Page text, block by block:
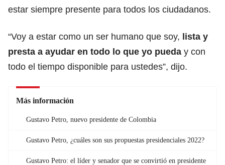
estar siempre presente para todos los ciudadanos.
“Voy a estar como un ser humano que soy, lista y
presta a ayudar en todo lo que yo pueda y con
todo el tiempo disponible para ustedes”, dijo.
Más información
Gustavo Petro, nuevo presidente de Colombia
Gustavo Petro, ¿cuáles son sus propuestas presidenciales 2022?
Gustavo Petro: el líder y senador que se convirtió en presidente